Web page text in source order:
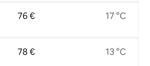
76 €
78 €
17 °C
13 °C